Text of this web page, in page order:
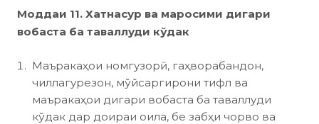
Моддаи 11. Хатнасур ва маросими дигари
вобаста ба таваллуди кўдак
Маъракаҳои номгузорӣ, гаҳворабандон,
чиллагурезон, мўйсаргирони тифл ва
маъракаҳои дигари вобаста ба таваллуди
кўдак дар доираи оила, бе забҳи чорво ва